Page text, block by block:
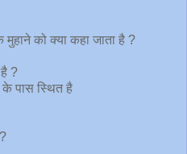
को क्या कहा जाता है ?
?
के पास स्थित है